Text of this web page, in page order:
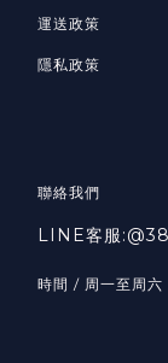
運送政策
隱私政策
聯絡我們
LINE客服
時間 / 周一至周